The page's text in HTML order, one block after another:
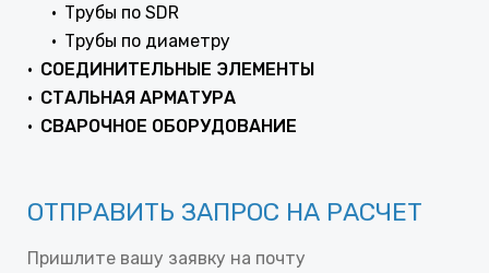
Трубы по SDR
Трубы по диаметру
СОЕДИНИТЕЛЬНЫЕ ЭЛЕМЕНТЫ
СТАЛЬНАЯ АРМАТУРА
СВАРОЧНОЕ ОБОРУДОВАНИЕ
ОТПРАВИТЬ ЗАПРОС НА РАСЧЕТ
Пришлите вашу заявку на почту